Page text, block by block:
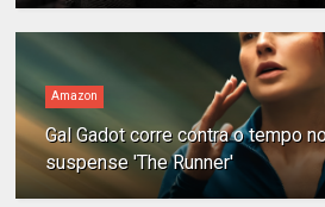
Amazon
Gal Gadot corre contra o tempo
suspense 'The Runner'